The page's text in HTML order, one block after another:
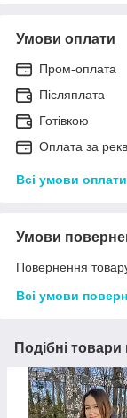
Умови оплати
Пром-оплата
Післяплата
Готівкою
Оплата за
Всі умови оплати
Умови
Повернення
Всі умови
Подібні товари